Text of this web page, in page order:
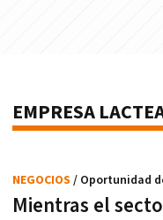
EMPRESA
Mientras el
NEGOCIOS / Oportunidad